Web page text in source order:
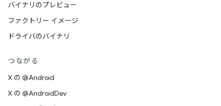
バイナリのプレビュー
ファクトリー イメージ
ドライバのバイナリ
つながる
X の @Android
X の @AndroidDev